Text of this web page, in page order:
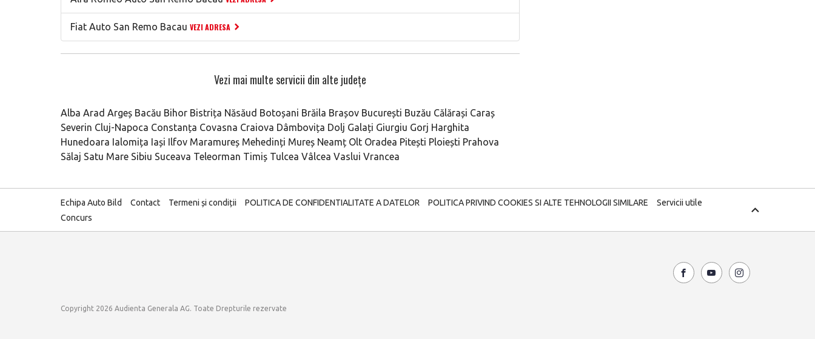
Fiat Auto San Remo Bacau VEZI ADRESA
Vezi mai multe servicii din alte județe
Alba Arad Argeș Bacău Bihor Bistrița Năsăud Botoșani Brăila Brașov București Buzău Călărași Caraș
Severin Cluj-Napoca Constanța Covasna Craiova Dâmbovița Dolj Galați Giurgiu Gorj Harghita
Hunedoara Ialomița Iași Ilfov Maramureș Mehedinți Mureș Neamț Olt Oradea Pitești Ploiești Prahova
Sălaj Satu Mare Sibiu Suceava Teleorman Timiș Tulcea Vâlcea Vaslui Vrancea
Echipa Auto Bild Contact Termeni și condiții POLITICA DE CONFIDENTIALITATE A DATELOR POLITICA PRIVIND COOKIES SI ALTE TEHNOLOGII SIMILARE
Servicii utile
Concurs
Copyright 2026 Audienta Generala AG. Toate Drepturile rezervate